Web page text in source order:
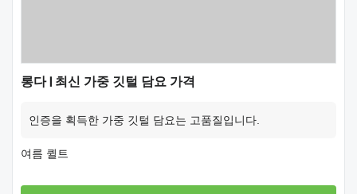
롱다 | 최신 가중 깃털 담요 가격
인증을 획득한 가중 깃털 담요는 고품질입니다.
여름 퀼트